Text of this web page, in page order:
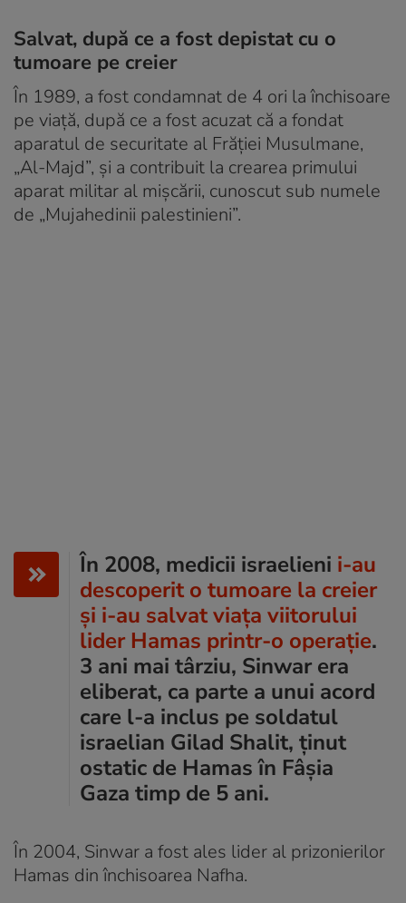
Salvat, după ce a fost depistat cu o
tumoare pe creier
În 1989, a fost condamnat de 4 ori la închisoare
pe viață, după ce a fost acuzat că a fondat
aparatul de securitate al Frăției Musulmane,
„Al-Majd”, și a contribuit la crearea primului
aparat militar al mișcării, cunoscut sub numele
de „Mujahedinii palestinieni”.
În 2008, medicii israelieni i-au
descoperit o tumoare la creier
și i-au salvat viața viitorului
lider Hamas printr-o operație.
3 ani mai târziu, Sinwar era
eliberat, ca parte a unui acord
care l-a inclus pe soldatul
israelian Gilad Shalit, ținut
ostatic de Hamas în Fâșia
Gaza timp de 5 ani.
În 2004, Sinwar a fost ales lider al prizonierilor
Hamas din închisoarea Nafha.